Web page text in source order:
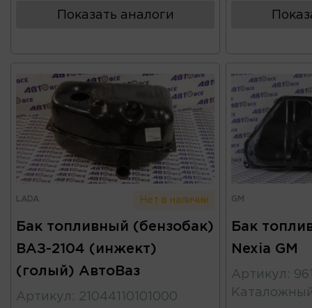
Показать аналоги
LADA Нет в наличии
Бак топливный (бензобак)
ВАЗ-2104 (инжект)
(голый) АвтоВаз
Артикул : 21044110101000
GM
Бак
Nexia GM
Артикул :